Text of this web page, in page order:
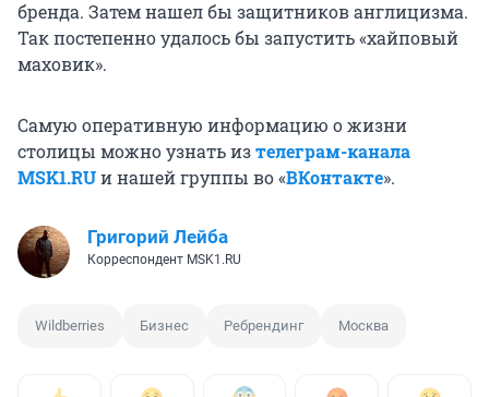
бренда. Затем нашел бы защитников англицизма.
Так постепенно удалось бы запустить «хайповый
маховик».
Самую оперативную информацию о жизни
столицы можно узнать изтелеграм-канала
MSK1.RUи нашей группы во «ВКонтакте».
Григорий Лейба
Корреспондент MSK1.RU
Wildberries Бизнес Ребрендинг Москва